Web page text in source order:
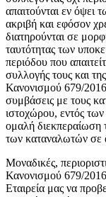
απαιτούνται εν όψει
ακριβή και εφόσον
διατηρούνται σε
ταυτότητας των
περιόδου που
συλλογής τους και
Κανονισμού 679/2016
συμβάσεις με τους
ιστοχώρου, εντός
ομαλή διεκπεραίωση
των καταναλωτών σε
Μοναδικές,
Κανονισμού 679/2016
Εταιρεία μας να